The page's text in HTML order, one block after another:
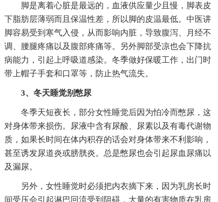
脚是离着心脏是最远的，血液供应量少且慢，脚表皮
下脂肪层薄弱而且保温性差，所以脚的皮温最低。中医讲
脚容易受到寒气入侵，从而影响内脏，导致腹泻、月经不
调、腰腿疼痛以及腹部疼痛等。另外脚部受凉也会下降抗
病能力，引起上呼吸道感染。冬季做好保暖工作，出门时
带上帽子手套和口罩等，防止热气流失。
3、冬天睡觉别憋尿
冬季天短夜长，部分女性睡觉后因为怕冷而憋尿，这
对身体带来损伤。尿液中含有尿酸、尿素以及有毒代谢物
质，如果长时间在体内积存的话会对身体带来不利影响，
甚至诱发尿道炎或膀胱炎。总是憋尿也会引起尿血尿痛以
及漏尿。
另外，女性睡觉时必须把内衣摘下来，因为乳房长时
间受压会引起淋巴回流受到阻碍，大量的有害物质在乳房